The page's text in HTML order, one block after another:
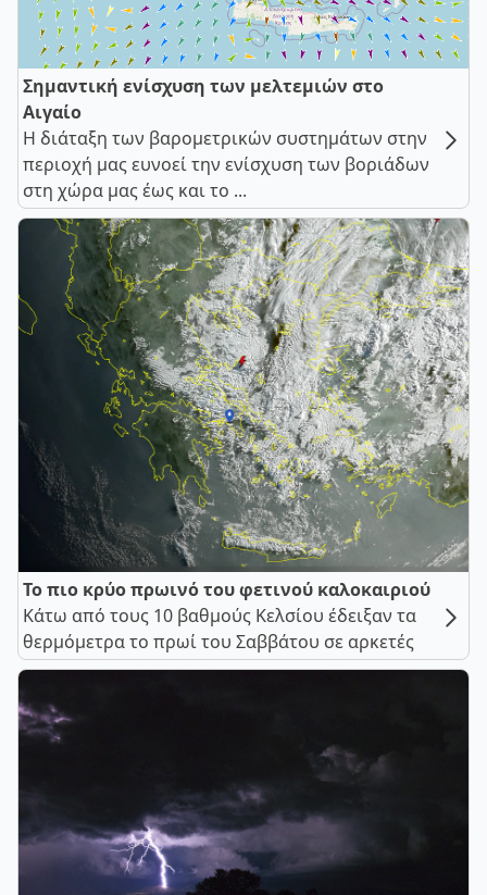
Σημαντική ενίσχυση των μελτεμιών στο
Αιγαίο
Η διάταξη των βαρομετρικών συστημάτων στην
περιοχή μας ευνοεί την ενίσχυση των βοριάδων
στη χώρα μας έως και το ...
Το πιο κρύο πρωινό του φετινού καλοκαιριού
Κάτω από τους 10 βαθμούς Κελσίου έδειξαν τα
θερμόμετρα το πρωί του Σαββάτου σε αρκετές